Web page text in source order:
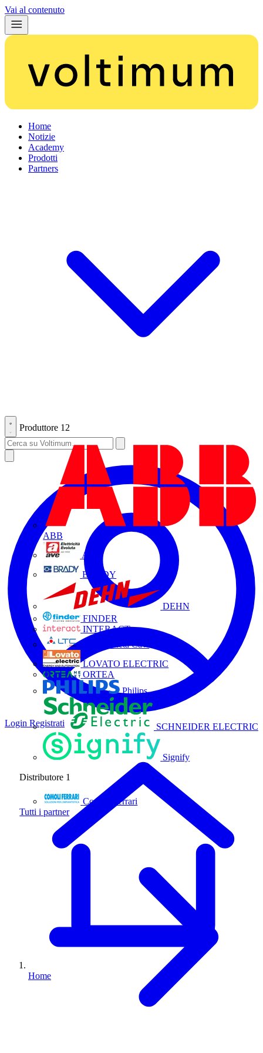
Vai al contenuto
Home
Notizie
Academy
Prodotti
Partners
Produttore 12
ABB
AVE
BRADY
DEHN
FINDER
INTERACT
La Triveneta Cavi
LOVATO ELECTRIC
ORTEA
Philips
SCHNEIDER ELECTRIC
Signify
Distributore 1
Comoli Ferrari
Tutti i partner
Login Registrati
Home